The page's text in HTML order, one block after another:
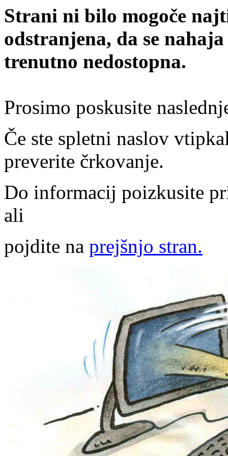
Strani ni bilo mogoče
odstranjena, da se
trenutno nedostopna.
Prosimo poskusite
Če ste spletni naslov
preverite črkovanje.
Do informacij poizkusite
ali
pojdite na prejšnjo stran.